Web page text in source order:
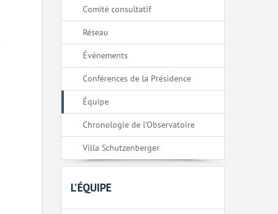
Comité consultatif
Réseau
Événements
Conférences de la Présidence
Équipe
Chronologie de l’Observatoire
Villa Schutzenberger
L'ÉQUIPE